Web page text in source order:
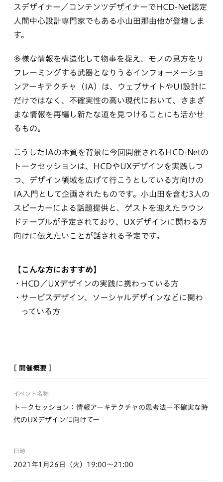
スデザイナー／コンテンツデザイナーでHCD-Net認定
人間中心設計専門家でもある小山田那由他が登壇しま
す。
多様な情報を構造化して物事を捉え、モノの見方をリ
フレーミングする武器となりうるインフォーメーショ
ンアーキテクチャ（IA）は、ウェブサイトやUI設計に
だけではなく、不確実性の高い現代において、さまざ
まな情報を再編し新たな道を見つけることにも活かせ
るもの。
こうしたIAの本質を背景に今回開催されるHCD-Netの
トークセッションは、HCDやUXデザインを実践しつ
つ、デザイン領域を広げて行こうとしている方向けの
IA入門として企画されたものです。小山田を含む3人の
スピーカーによる話題提供と、ゲストを迎えたラウン
ドテーブルが予定されており、UXデザインに関わる方
向けに伝えたいことが話される予定です。
【こんな方におすすめ】
HCD／UXデザインの実践に携わっている方
サービスデザイン、ソーシャルデザインなどに関わ
っている方
[ 開催概要 ]
イベント名称
トークセッション：情報アーキテクチャの思考法ー不確実な時
代のUXデザインに向けてー
日時
2021年1月26日（火）19:00～21:00